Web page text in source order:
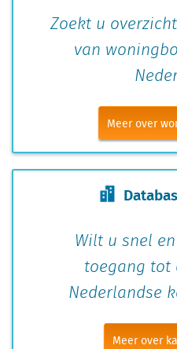
Zoekt u
van
Meer over
Wilt u snel
toegang tot
Nederlandse
Meer over